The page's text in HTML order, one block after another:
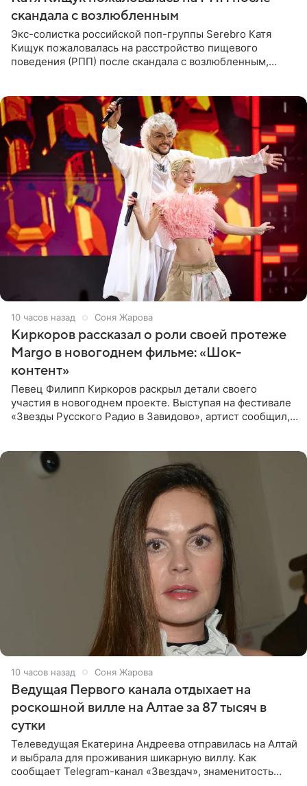
скандала с возлюбленным
Экс-солистка российской поп-группы Serebro Катя
Кищук пожаловалась на расстройство пищевого
поведения (РПП) после скандала с возлюбленным,
10 часов назад Соня Жарова
Киркоров рассказал о роли своей протеже
Margo в новогоднем фильме: «Шок-
контент»
Певец Филипп Киркоров раскрыл детали своего
участия в новогоднем проекте. Выступая на фестивале
«Звезды Русского Радио в Завидово», артист сообщил,
10 часов назад Соня Жарова
Ведущая Первого канала отдыхает на
роскошной вилле на Алтае за 87 тысяч в
сутки
Телеведущая Екатерина Андреева отправилась на Алтай
и выбрала для проживания шикарную виллу. Как
сообщает Telegram-канал «Звездач», знаменитость